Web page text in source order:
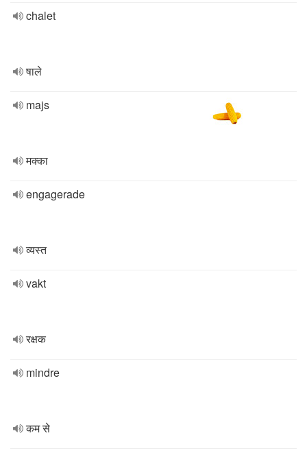
chalet
षाले
majs
मक्का
engagerade
व्यस्त
vakt
रक्षक
mindre
कम से